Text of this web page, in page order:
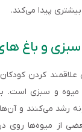
پیدا می‌کند.
سبزی و باغ
علاقمند کردن
میوه و سبزی است.
رشد می‌کنند و
از میوه‌ها روی